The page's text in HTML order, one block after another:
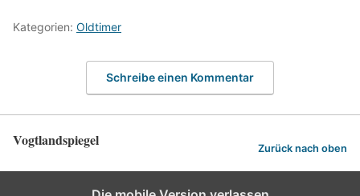
Kategorien: Oldtimer
Schreibe einen Kommentar
Vogtlandspiegel Zurück nach oben